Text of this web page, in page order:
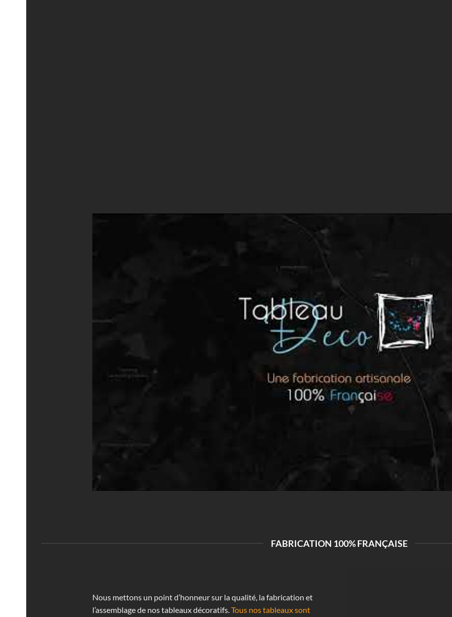
FABRICATION 100% FRANÇAISE
Nous mettons un point d’honneur sur la qualité, la fabrication et
l’assemblage de nos tableaux décoratifs.Tous nos tableaux sont